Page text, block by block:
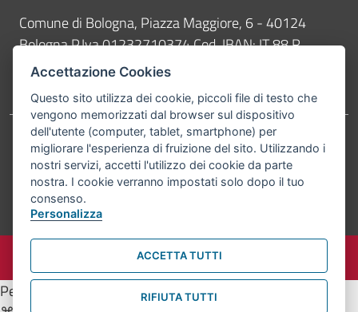
Contatti
Comune di Bologna, Piazza Maggiore, 6 - 40124
Bologna P.Iva 01232710374 Cod. IBAN: IT 88 R
02008 02435 000020067156
Telefono:051203040
Accessibilità Carta dei valori
Informativa sul trattamento dei dati personali Note legali
© Comune di Bologna 2026. Tutti i diritti riservati.
Per attivare il supporto per lo screen reader, premi
Accettazione Cookies
Questo sito utilizza dei cookie, piccoli file di testo che
vengono memorizzati dal browser sul dispositivo
dell'utente (computer, tablet, smartphone) per
migliorare l'esperienza di fruizione del sito. Utilizzando i
nostri servizi, accetti l'utilizzo dei cookie da parte
nostra. I cookie verranno impostati solo dopo il tuo
consenso.
Personalizza
ACCETTA TUTTI
RIFIUTA TUTTI